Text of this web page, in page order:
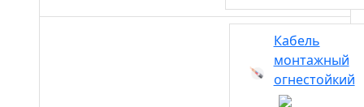
Кабель
монтажный
огнестойкий